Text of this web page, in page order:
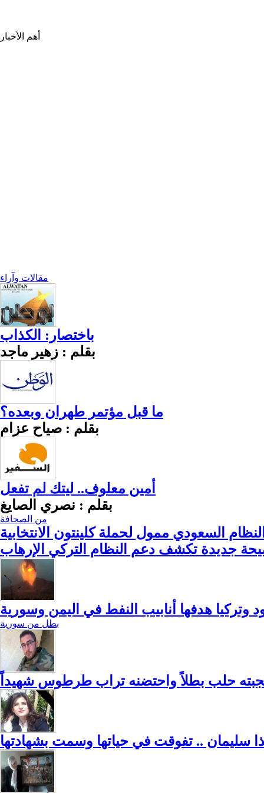
أهم الأخبار
مقالات وآراء
باختصار: الكذاب
بقلم : زهير ماجد
ما قبل مؤتمر طهران وبعده؟
بقلم : صياح عزام
أمين معلوف.. ليتك لم تفعل
بقلم : نصري الصايغ
من الصحافة
السعودي ممول لحملة كلينتون الانتخابية
جديدة تكشف دعم النظام التركي الإرهاب
هدفها أنابيب النفط في اليمن وسورية
بطل من سورية
حلب بطلاً واحتضنه تراب طرطوس شهيداً
سليمان .. تفوقت في حياتها وسمت بشهادتها